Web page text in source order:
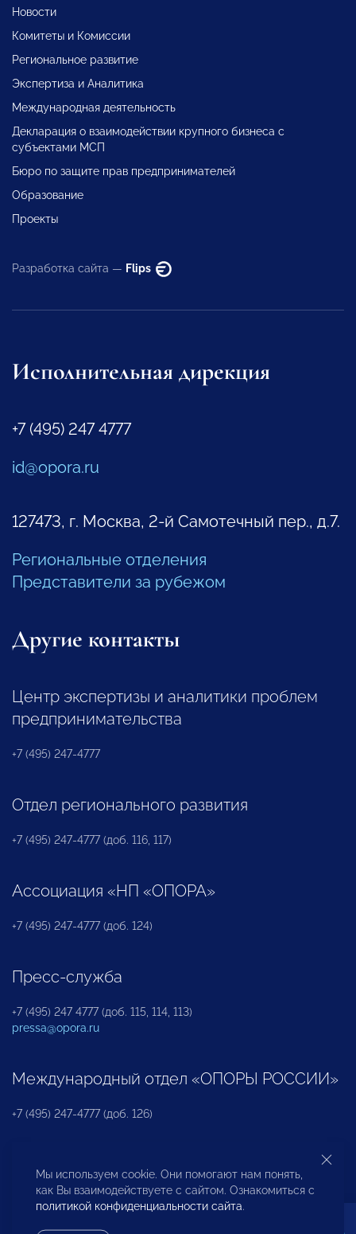
Новости
Комитеты и Комиссии
Региональное развитие
Экспертиза и Аналитика
Международная деятельность
Декларация о взаимодействии крупного бизнеса с
субъектами МСП
Бюро по защите прав предпринимателей
Образование
Проекты
Разработка сайта — Flips
Исполнительная дирекция
+7 (495) 247 4777
id@opora.ru
127473, г. Москва, 2-й Самотечный пер., д.7.
Региональные отделения
Представители за рубежом
Другие контакты
Центр экспертизы и аналитики проблем
предпринимательства
+7 (495) 247-4777
Отдел регионального развития
+7 (495) 247-4777 (доб. 116, 117)
Ассоциация «НП «ОПОРА»
+7 (495) 247-4777 (доб. 124)
Пресс-служба
+7 (495) 247 4777 (доб. 115, 114, 113)
pressa@opora.ru
Международный отдел «ОПОРЫ РОССИИ»
+7 (495) 247-4777 (доб. 126)
Бюро по защите прав предпринимателей и
инвесторов
Мы используем cookie. Они помогают нам понять,
как Вы взаимодействуете с сайтом. Ознакомиться с
политикой конфиденциальности сайта.